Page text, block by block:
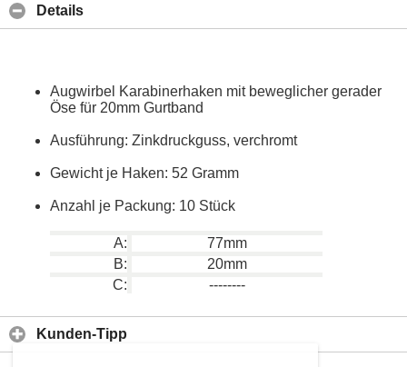
Details
Augwirbel Karabinerhaken mit beweglicher gerader
Öse für 20mm Gurtband
Ausführung: Zinkdruckguss, verchromt
Gewicht je Haken: 52 Gramm
Anzahl je Packung: 10 Stück
A:
77mm
B:
20mm
C:
--------
Kunden-Tipp